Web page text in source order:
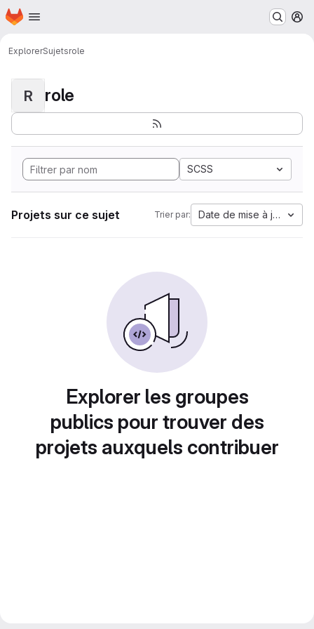
Passer au contenu principal
Page d'accueil
ExplorerSujetsrole
R role
SCSS
Projets sur ce sujet Trier par: Date de mise à jour
Explorer les groupes
publics pour trouver des
projets auxquels contribuer